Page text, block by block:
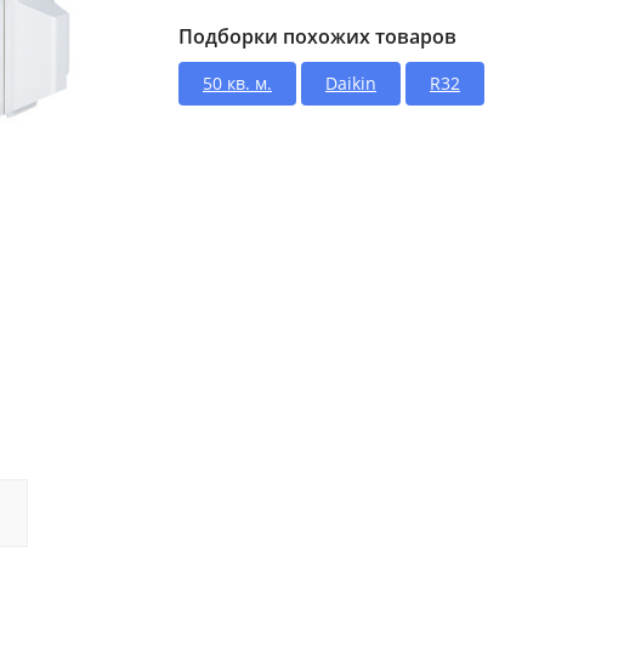
Подборки похожих товаров
50 кв. м. Daikin R32